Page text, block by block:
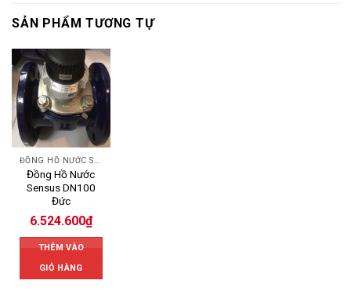
SẢN PHẨM TƯƠNG TỰ
Đồng Hồ Nước
Sensus DN100
Đức
6.524.600₫
THÊM VÀO
GIỎ HÀNG